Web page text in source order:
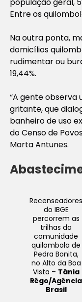
Entre os
Na outra ponta,
domicílios
rudimentar ou
19,44%.
“A gente observa
gritante, que
banheiro de uso
do Censo de
Marta Antunes.
Recenseadores
do IBGE
percorrem as
trilhas da
comunidade
quilombola de
Pedra Bonita,
no Alto da Boa
Vista – Tânia
Rêgo/Agência
Brasil